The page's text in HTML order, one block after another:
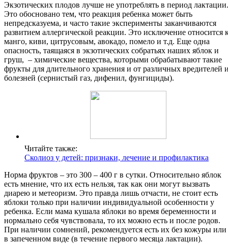
Экзотических плодов лучше не употреблять в период лактации.
Это обосновано тем, что реакция ребенка может быть
непредсказуема, и часто такие эксперименты заканчиваются
развитием аллергической реакции. Это исключение относится
манго, киви, цитрусовым, авокадо, помело и т.д. Еще одна
опасность, таящаяся в экзотических собратьях наших яблок и
груш, – химические вещества, которыми обрабатывают такие
фрукты для длительного хранения и от различных вредителей
болезней (сернистый газ, дифенил, фунгициды).
Читайте также:
Сколиоз у детей: признаки, лечение и профилактика
Норма фруктов – это 300 – 400 г в сутки. Относительно яблок
есть мнение, что их есть нельзя, так как они могут вызвать
диарею и метеоризм. Это правда лишь отчасти, не стоит есть
яблоки только при наличии индивидуальной особенности у
ребенка. Если мама кушала яблоки во время беременности и
нормально себя чувствовала, то их можно есть и после родов.
При наличии сомнений, рекомендуется есть их без кожуры или
в запеченном виде (в течение первого месяца лактации).